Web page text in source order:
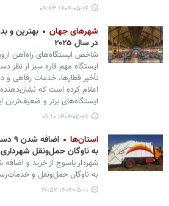
۱۴۰۴-۰۵-۱۴ ۰۹:۴۳
شهرهای جهان
بهترین و
در سال ۲۰۲۵
ایستگاه مهم قاره سبز از نظر
تأخیر قطارها، خدمات رفاهی و
اعلام کرده است که
ایستگاه‌های برتر و ضعیف‌ترین
۱۴۰۴-۰۵-۰۷ ۰۷:۱۰
استان‌ها
به ناوگان حمل‌ونقل
به ناوگان حمل‌ونقل و
۱۴۰۴-۰۵-۰۱ ۲۰:۵۲